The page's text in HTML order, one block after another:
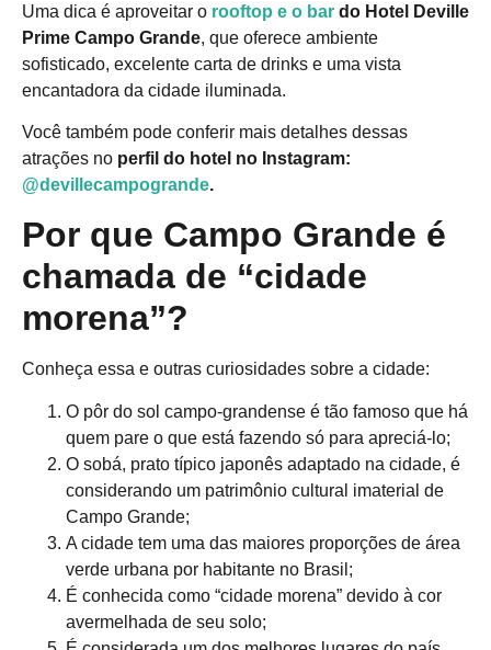
Uma dica é aproveitar o rooftop e o bar do Hotel Deville
Prime Campo Grande, que oferece ambiente
sofisticado, excelente carta de drinks e uma vista
encantadora da cidade iluminada.
Você também pode conferir mais detalhes dessas
atrações no perfil do hotel no Instagram:
@devillecampogrande.
Por que Campo Grande é
chamada de “cidade
morena”?
Conheça essa e outras curiosidades sobre a cidade:
O pôr do sol campo-grandense é tão famoso que há
quem pare o que está fazendo só para apreciá-lo;
O sobá, prato típico japonês adaptado na cidade, é
considerando um patrimônio cultural imaterial de
Campo Grande;
A cidade tem uma das maiores proporções de área
verde urbana por habitante no Brasil;
É conhecida como “cidade morena” devido à cor
avermelhada de seu solo;